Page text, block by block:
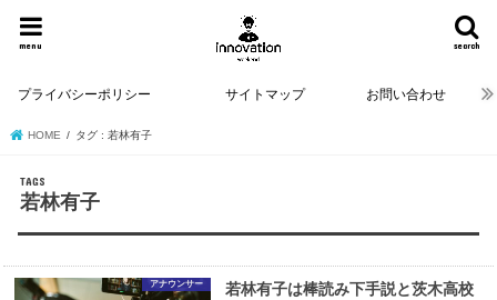
search
menu
プライバシーポリシー サイトマップ お問い合わせ
HOME タグ : 若林有子
若林有子
アナウンサー
若林有子は棒読み下手説と茨木高校